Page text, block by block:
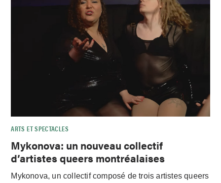
ARTS ET SPECTACLES
Mykonova: un nouveau collectif
d’artistes queers montréalaises
Mykonova, un collectif composé de trois artistes queers